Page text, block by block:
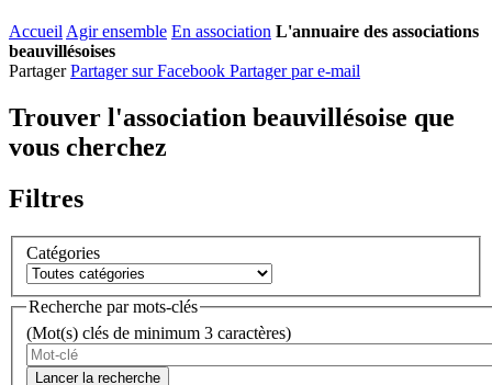
Accueil Agir ensemble En association L'annuaire des associations
beauvillésoises
Partager Partager sur Facebook Partager par e-mail
Trouver l'association beauvillésoise que
vous cherchez
Filtres
Catégories
Recherche par mots-clés
(Mot(s) clés de minimum 3 caractères)
Lancer la recherche